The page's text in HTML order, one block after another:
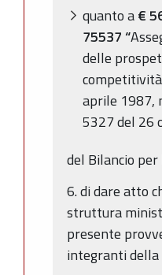
quanto a€
75537 “
delle
aprile 1987,
5327 del 26
del Bilancio
6. di dare atto
struttura
presente
integranti della